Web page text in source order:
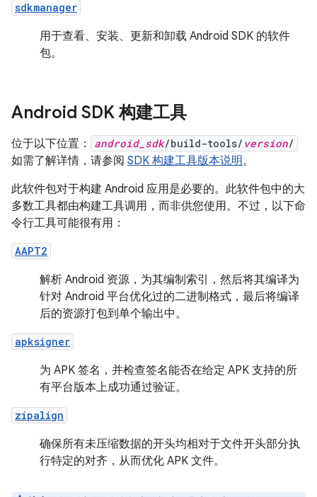
sdkmanager
用于查看、安装、更新和卸载 Android SDK 的软件
包。
Android SDK 构建工具
位于以下位置： android_sdk/build-tools/ version/
如需了解详情，请参阅 SDK 构建工具版本说明。
此软件包对于构建 Android 应用是必要的。此软件包中的大
多数工具都由构建工具调用，而非供您使用。不过，以下命
令行工具可能很有用：
AAPT2
解析 Android 资源，为其编制索引，然后将其编译为
针对 Android 平台优化过的二进制格式，最后将编译
后的资源打包到单个输出中。
apksigner
为 APK 签名，并检查签名能否在给定 APK 支持的所
有平台版本上成功通过验证。
zipalign
确保所有未压缩数据的开头均相对于文件开头部分执
行特定的对齐，从而优化 APK 文件。